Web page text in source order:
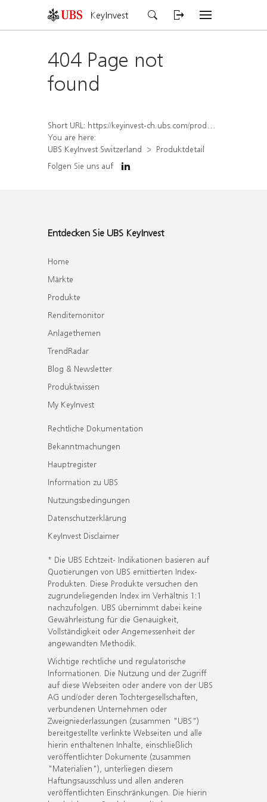
KeyInvest
404 Page not
found
Short URL: https://keyinvest-ch.ubs.com/produkt/detail/index/isin/CH1562158563
You are here:
UBS KeyInvest Switzerland
Produktdetail
Folgen Sie uns auf
Entdecken Sie UBS KeyInvest
Home
Märkte
Produkte
Renditemonitor
Anlagethemen
TrendRadar
Blog & Newsletter
Produktwissen
My KeyInvest
Rechtliche Dokumentation
Bekanntmachungen
Hauptregister
Information zu UBS
Nutzungsbedingungen
Datenschutzerklärung
KeyInvest Disclaimer
* Die UBS Echtzeit- Indikationen basieren auf
Quotierungen von UBS emittierten Index-
Produkten. Diese Produkte versuchen den
zugrundeliegenden Index im Verhältnis 1:1
nachzufolgen. UBS übernimmt dabei keine
Gewährleistung für die Genauigkeit,
Vollständigkeit oder Angemessenheit der
angewandten Methodik.
Wichtige rechtliche und regulatorische
Informationen. Die Nutzung und der Zugriff
auf diese Webseiten oder andere von der UBS
AG und/oder deren Tochtergesellschaften,
verbundenen Unternehmen oder
Zweigniederlassungen (zusammen "UBS")
bereitgestellte verlinkte Webseiten und alle
hierin enthaltenen Inhalte, einschließlich
veröffentlichter Dokumente (zusammen
"Materialien"), unterliegen diesem
Haftungsausschluss und allen anderen
veröffentlichten Einschränkungen. Die hierin